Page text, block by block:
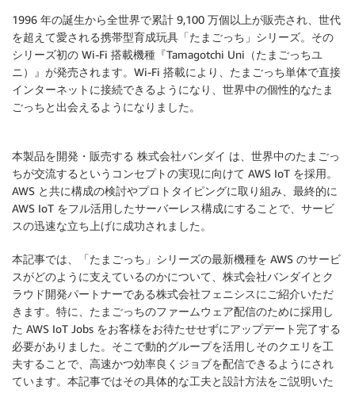
1996 年の誕生から全世界で累計 9,100 万個以上が販売され、世代
を超えて愛される携帯型育成玩具「たまごっち」シリーズ。その
シリーズ初の Wi-Fi 搭載機種『Tamagotchi Uni（たまごっちユ
ニ）』が発売されます。Wi-Fi 搭載により、たまごっち単体で直接
インターネットに接続できるようになり、世界中の個性的なたま
ごっちと出会えるようになりました。
本製品を開発・販売する 株式会社バンダイ は、世界中のたまごっ
ちが交流するというコンセプトの実現に向けて AWS IoT を採用。
AWS と共に構成の検討やプロトタイピングに取り組み、最終的に
AWS IoT をフル活用したサーバーレス構成にすることで、サービ
スの迅速な立ち上げに成功されました。
本記事では、「たまごっち」シリーズの最新機種を AWS のサービ
スがどのように支えているのかについて、株式会社バンダイとク
ラウド開発パートナーである株式会社フェニシスにご紹介いただ
きます。特に、たまごっちのファームウェア配信のために採用し
た AWS IoT Jobs をお客様をお待たせせずにアップデート完了する
必要がありました。そこで動的グループを活用しそのクエリを工
夫することで、高速かつ効率良くジョブを配信できるようにされ
ています。本記事ではその具体的な工夫と設計方法をご説明いた